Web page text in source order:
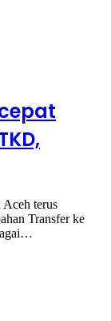
Aceh terus
Transfer ke